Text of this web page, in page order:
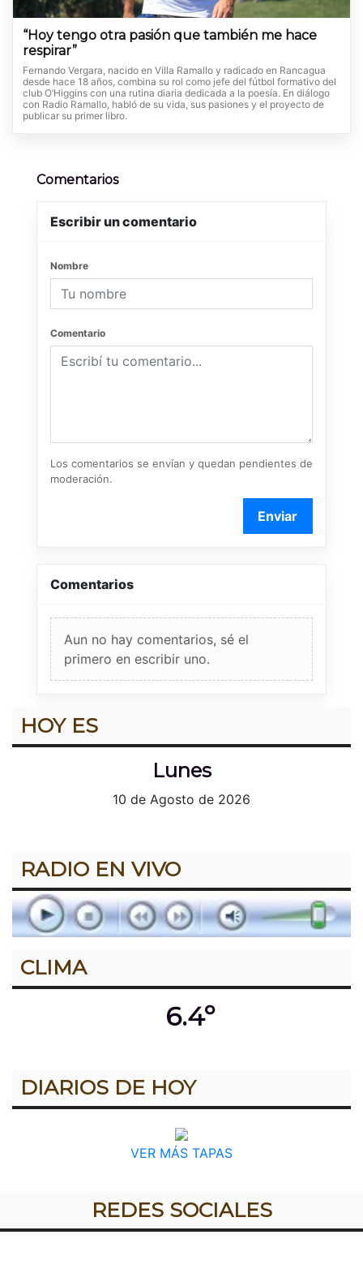
“Hoy tengo otra pasión que también me hace
respirar”
Fernando Vergara, nacido en Villa Ramallo y radicado en Rancagua
desde hace 18 años, combina su rol como jefe del fútbol formativo del
club O’Higgins con una rutina diaria dedicada a la poesía. En diálogo
con Radio Ramallo, habló de su vida, sus pasiones y el proyecto de
publicar su primer libro.
Comentarios
Escribir un comentario
Nombre
Comentario
Los comentarios se envían y quedan pendientes de
moderación.
Enviar
Comentarios
Aun no hay comentarios, sé el
primero en escribir uno.
HOY ES
Lunes
10 de Agosto de 2026
RADIO EN VIVO
CLIMA
6.4º
DIARIOS DE HOY
VER MÁS TAPAS
REDES SOCIALES